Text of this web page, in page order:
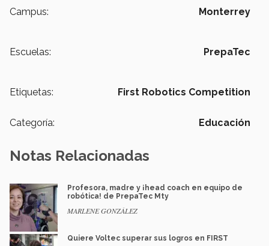
Campus: Monterrey
Escuelas: PrepaTec
Etiquetas: First Robotics Competition
Categoría: Educación
Notas Relacionadas
Profesora, madre y ¡head coach en equipo de
robótica! de PrepaTec Mty
MARLENE GONZÁLEZ
Quiere Voltec superar sus logros en FIRST